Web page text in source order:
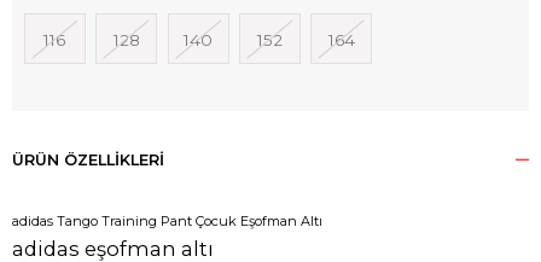
116 128 140 152 164
ÜRÜN ÖZELLIKLERI
adidas Tango Training Pant Çocuk Eşofman Altı
adidas eşofman altı